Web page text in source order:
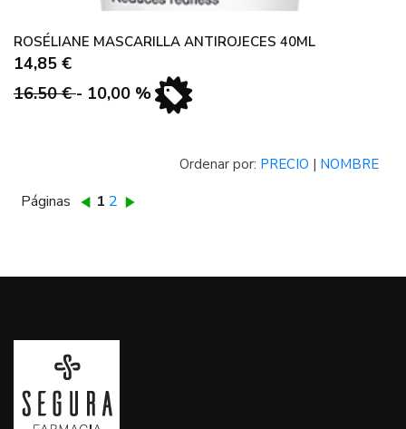
ROSÉLIANE MASCARILLA ANTIROJECES 40ML
14,85 €
16.50 €- 10,00 %
Ordenar por: PRECIO | NOMBRE
Páginas 1 2